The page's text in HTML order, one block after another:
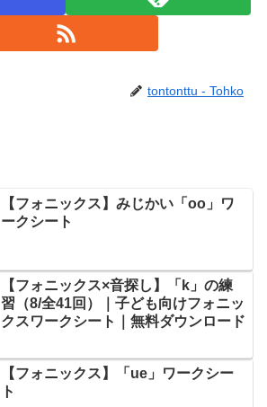
tontonttu - Tohko
【フォニックス】みじかい「oo」ワ
ークシート
【フォニックス×音探し】「k」の練
習（8/全41回）｜子ども向けフォニッ
クスワークシート｜無料ダウンロード
【フォニックス】「ue」ワークシー
ト